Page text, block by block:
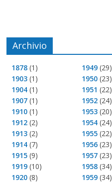
Archivio
1878 (1)
1903 (1)
1904 (1)
1907 (1)
1910 (1)
1912 (2)
1913 (2)
1914 (7)
1915 (9)
1919 (10)
1920 (8)
1949(29)
1950(23)
1951 (22)
1952(24)
1953(20)
1954(24)
1955(22)
1956(23)
1957(23)
1958(34)
1959(34)